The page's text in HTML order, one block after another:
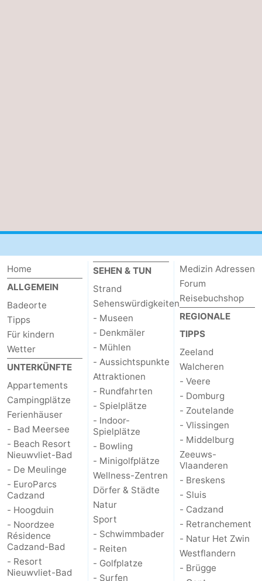
Home
ALLGEMEIN
Badeorte
Tipps
Für kindern
Wetter
UNTERKÜNFTE
Appartements
Campingplätze
Ferienhäuser
- Bad Meersee
- Beach Resort
Nieuwvliet-Bad
- De Meulinge
- EuroParcs
Cadzand
- Hoogduin
- Noordzee
Résidence
Cadzand-Bad
- Resort
Nieuwvliet-Bad
SEHEN & TUN
Strand
Sehenswürdigkeiten
- Museen
- Denkmäler
- Mühlen
- Aussichtspunkte
Attraktionen
- Rundfahrten
- Spielplätze
- Indoor-
Spielplätze
- Bowling
- Minigolfplätze
Wellness-Zentren
Dörfer & Städte
Natur
Sport
- Schwimmbader
- Reiten
- Golfplatze
- Surfen
Medizin Adressen
Forum
Reisebuchshop
REGIONALE
TIPPS
Zeeland
Walcheren
- Veere
- Domburg
- Zoutelande
- Vlissingen
- Middelburg
Zeeuws-
Vlaanderen
- Breskens
- Sluis
- Cadzand
- Retranchement
- Natur Het Zwin
Westflandern
- Brügge